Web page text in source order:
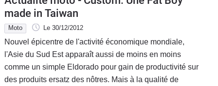
made in Taiwan
Moto Le 30/12/2012
Nouvel épicentre de l'activité économique mondiale,
l'Asie du Sud Est apparaît aussi de moins en moins
comme un simple Eldorado pour gain de productivité sur
des produits ersatz des nôtres. Mais à la qualité de